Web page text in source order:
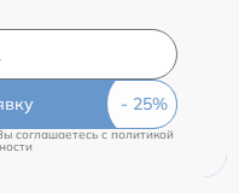
соглашаетесь cполитикой